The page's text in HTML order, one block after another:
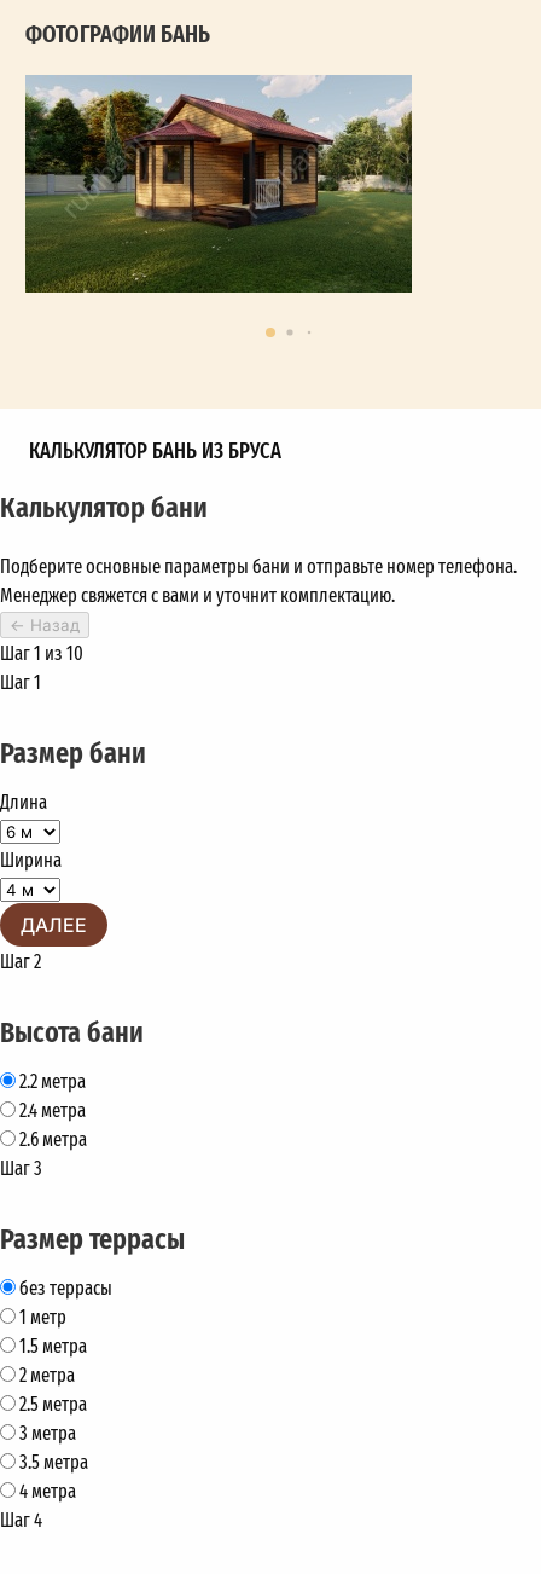
ФОТОГРАФИИ БАНЬ
КАЛЬКУЛЯТОР БАНЬ ИЗ БРУСА
Калькулятор бани
Подберите основные параметры бани и отправьте номер телефона.
Менеджер свяжется с вами и уточнит комплектацию.
← Назад
Шаг 1 из 10
Шаг 1
Размер бани
Длина
Ширина
ДАЛЕЕ
Шаг 2
Высота бани
2.2 метра
2.4 метра
2.6 метра
Шаг 3
Размер террасы
без террасы
1 метр
1.5 метра
2 метра
2.5 метра
3 метра
3.5 метра
4 метра
Шаг 4